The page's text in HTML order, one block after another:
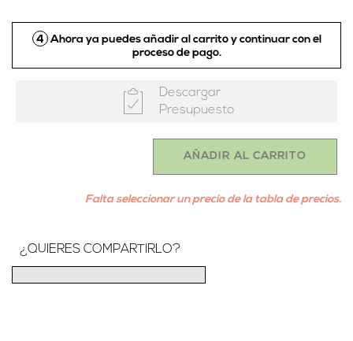
4 Ahora ya puedes añadir al carrito y continuar con el
proceso de pago.
Descargar
Presupuesto
AÑADIR AL CARRITO
Falta seleccionar un precio de la tabla de precios.
¿QUIERES COMPARTIRLO?